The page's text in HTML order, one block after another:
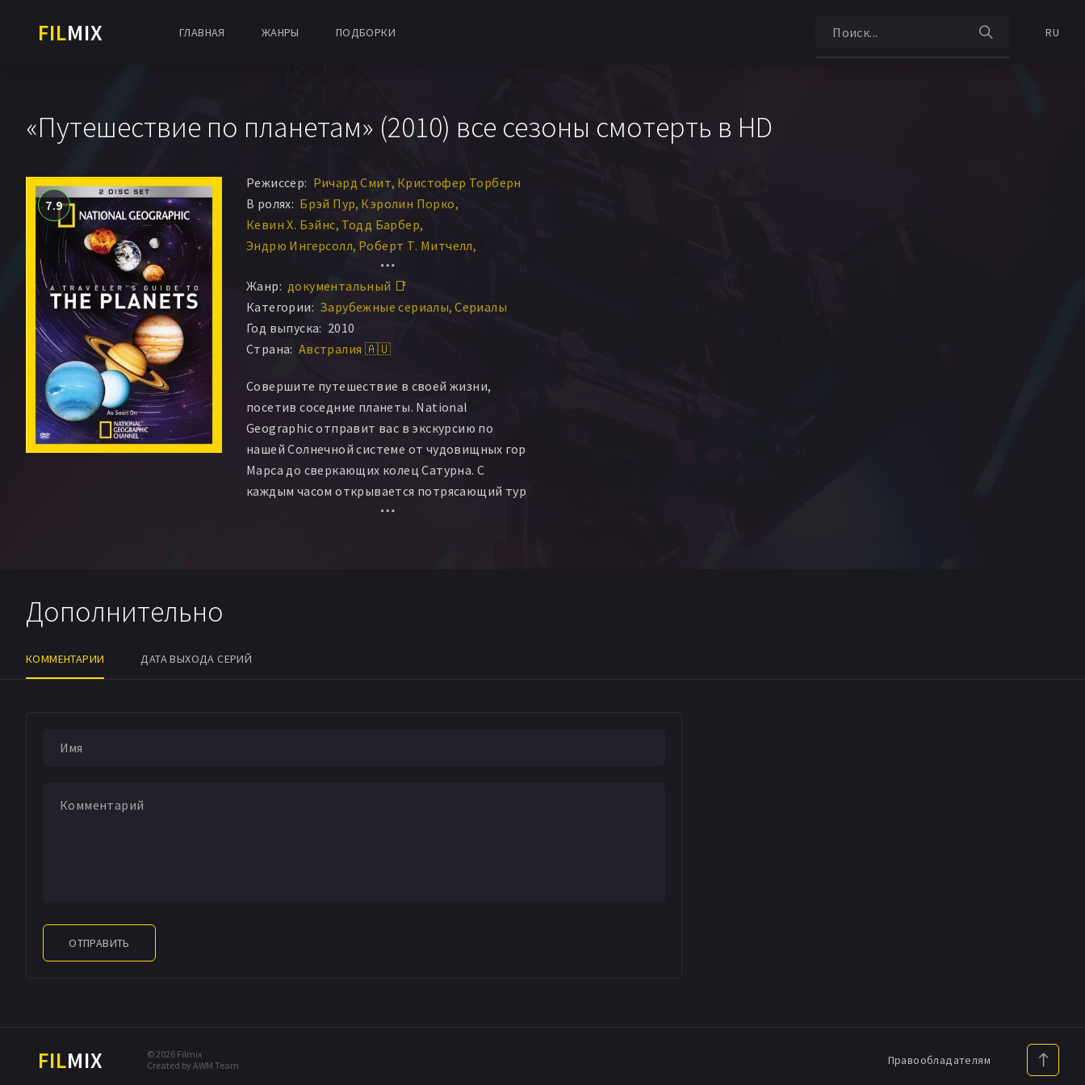
FILMIX ГЛАВНАЯ ЖАНРЫ ПОДБОРКИ RU
«Путешествие по планетам» (2010) все сезоны смотерть в HD
7.9
Режиссер: Ричард Смит Кристофер Торберн
В ролях: Брэй Пур Кэролин Порко
Кевин Х. Бэйнс Тодд Барбер
Эндрю Ингерсолл Роберт Т. Митчелл
Жанр: документальный 📑
Категории: Зарубежные сериалы Сериалы
Год выпуска: 2010
Страна: Австралия 🇦🇺
Совершите путешествие в своей жизни,
посетив соседние планеты. National
Geographic отправит вас в экскурсию по
нашей Солнечной системе от чудовищных гор
Марса до сверкающих колец Сатурна. С
каждым часом открывается потрясающий тур
по планетам с использованием современных
Дополнительно
КОММЕНТАРИИ ДАТА ВЫХОДА СЕРИЙ
ОТПРАВИТЬ
FILMIX
© 2026 Filmix
Created by AWM Team
Правообладателям